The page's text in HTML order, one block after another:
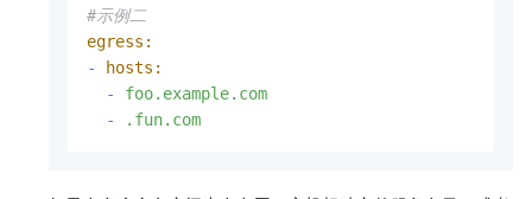
#示例二
egress:
-
hosts:
-
foo.example.com
-
.fun.com